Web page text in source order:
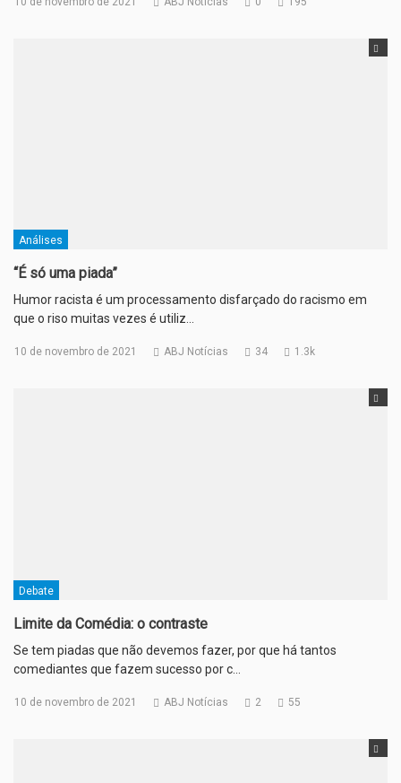
Análises
“É só uma piada”
Humor racista é um processamento disfarçado do racismo em
que o riso muitas vezes é utiliz…
10 de novembro de 2021 ABJ Notícias 34 1.3k
Debate
Limite da Comédia: o contraste
Se tem piadas que não devemos fazer, por que há tantos
comediantes que fazem sucesso por c…
10 de novembro de 2021 ABJ Notícias 2 55